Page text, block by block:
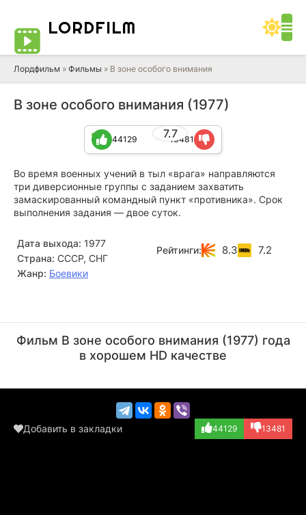
LORDFILM
Лордфильм » Фильмы » В зоне особого внимания
В зоне особого внимания (1977)
7.7
44129 13481
Во время военных учений в тыл «врага» направляются
три диверсионные группы с заданием захватить
замаскированный командный пункт «противника». Срок
выполнения задания — двое суток.
Дата выхода: 1977
Страна: СССР, СНГ
Жанр: Боевики
Рейтинги: 8.3 7.2
(капитан Зуев)
Фильм В зоне особого внимания (1977) года
в хорошем HD качестве
Добавить в закладки 44129 13481